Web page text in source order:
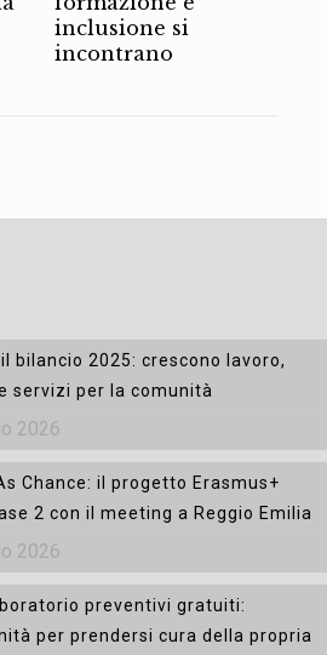
inclusione si
incontrano
bilancio 2025: crescono lavoro,
servizi per la comunità
2026
Chance: il progetto Erasmus+
2 con il meeting a Reggio Emilia
2026
preventivi gratuiti:
per prendersi cura della propria